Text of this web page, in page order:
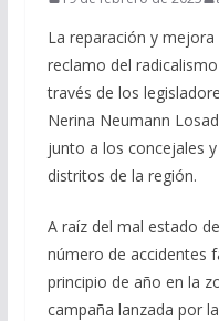
La reparación y
reclamo del
través de los
Nerina Neumann
junto a los concejales
distritos de la región.
A raíz del mal estado
número de accidentes
principio de año en la
campaña lanzada por